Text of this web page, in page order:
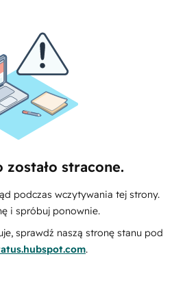
zostało stracone.
podczas wczytywania tej strony.
i spróbuj ponownie.
sprawdź naszą stronę stanu pod
.